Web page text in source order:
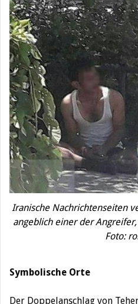
Iranische Nachrichtenseiten
angeblich einer der
Foto:
Symbolische Orte
Der Doppelanschlag von